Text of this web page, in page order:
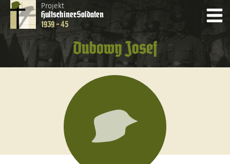
Projekt
HultschinerSoldaten
1939 - 45
Dubowy Josef